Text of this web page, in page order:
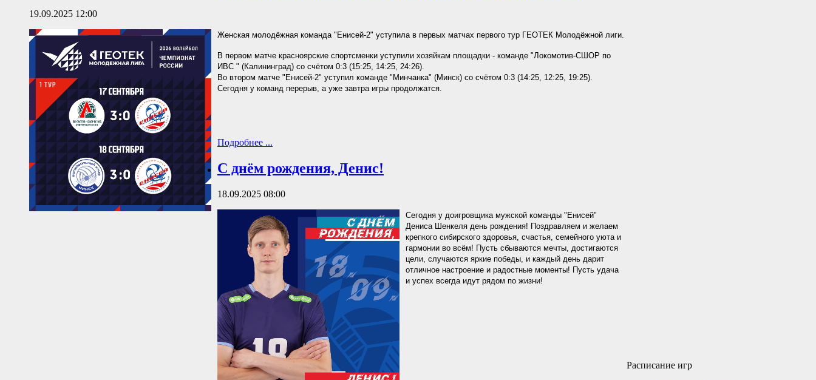
19.09.2025 12:00
Женская молодёжная команда "Енисей-2" уступила в первых матчах первого тур ГЕОТЕК Молодёжной лиги.
В первом матче красноярские спортсменки уступили хозяйкам площадки - команде "Локомотив-СШОР по
ИВС " (Калининград) со счётом 0:3 (15:25, 14:25, 24:26).
Во втором матче "Енисей-2" уступил команде "Минчанка" (Минск) со счётом 0:3 (14:25, 12:25, 19:25).
Сегодня у команд перерыв, а уже завтра игры продолжатся.
Подробнее ...
С днём рождения, Денис!
18.09.2025 08:00
Сегодня у доигровщика мужской команды "Енисей"
Дениса Шенкеля день рождения! Поздравляем и желаем
крепкого сибирского здоровья, счастья, семейного уюта и
гармонии во всём! Пусть сбываются мечты, достигаются
цели, случаются яркие победы, и каждый день дарит
отличное настроение и радостные моменты! Пусть удача
и успех всегда идут рядом по жизни!
Расписание игр